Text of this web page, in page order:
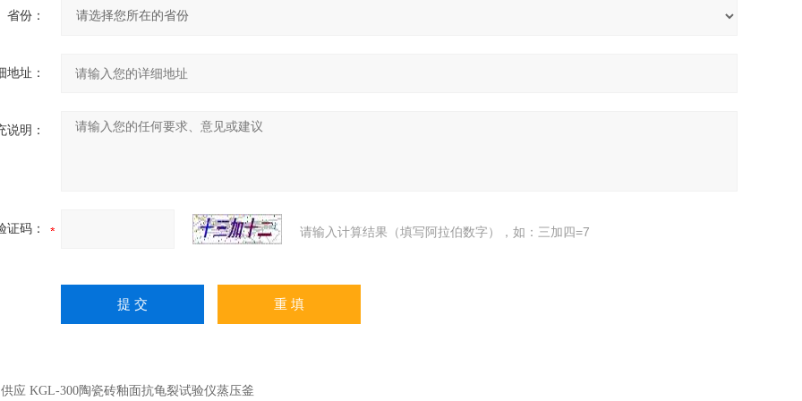
省份：
地址：
说明：
证码： 请输入计算结果（填写阿拉伯数字），如：三加四=7
供应 KGL-300陶瓷砖釉面抗龟裂试验仪蒸压釜